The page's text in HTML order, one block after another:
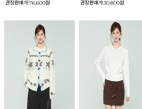
권장판매가:76,600원 권장판매가:30,800원